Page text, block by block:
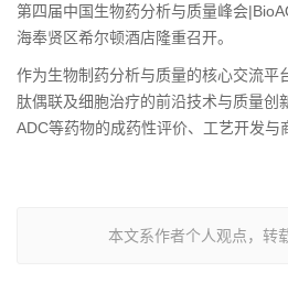
第四届中国生物药分析与质量峰会
海奉贤区希尔顿酒店隆重召开。
作为生物制药分析与质量的核心交流平
肽偶联及细胞治疗的前沿技术与质量创
ADC等药物的成药性评价、工艺开发与
本文系作者个人观点，转